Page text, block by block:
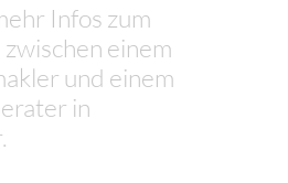
Infos zum
einem
und einem
in